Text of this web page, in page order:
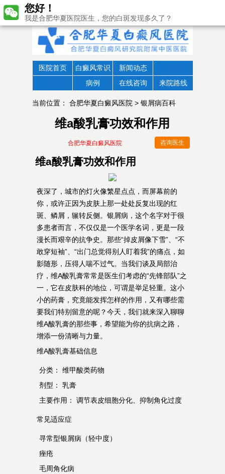
医院首页 白癜风常识
新闻动态
病例
在线咨询 来院路线
当前位置： 合肥华夏白癜风医院 > 银屑病百科
维a酸乳膏功效和作用
合肥华夏白癜风医院 咨询医生
维a酸乳膏功效和作用
夜深了，城市的灯火像繁星点点，而屏幕前的
你，或许正因为皮肤上那一处处反复出现的红
斑、鳞屑，辗转反侧。银屑病，这个名字对于很
多患者而言，不仅仅是一个医学名词，更是一段
漫长而艰辛的抗争史。那些“掉皮屑像下雪”、“不
敢穿短袖”、“出门总觉得别人盯着我”的痛点，如
影随形，压得人喘不过气。当我们谈及局部治
疗，维A酸乳膏常常是医生们考虑的“先锋部队”之
一，它在皮肤科的地位，可谓是举足轻重。这小
小的药膏，究竟能发挥怎样的作用，又有哪些需
要我们特别留意的呢？今天，我们就来深入聊聊
维A酸乳膏的那些事，希望能为你的抗病之路，
增添一份清晰与力量。
维A酸乳膏基础信息
分类： 维甲酸类药物
剂型： 乳膏
主要作用： 调节表皮细胞分化、抑制角化过度
常见适应症
寻常型银屑病（轻中度）
痤疮
毛周角化病
您好！
我是合肥华夏医院医生，您的白斑发现多久了？